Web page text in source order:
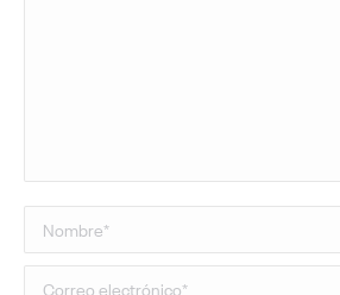
Nombre *
Correo electrónico *